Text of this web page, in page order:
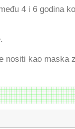
4 i 6 godina
nositi kao maska